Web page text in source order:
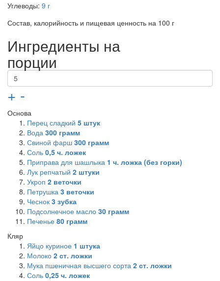
Углеводы: 9 г
Состав, калорийность и пищевая ценность на 100 г
Ингредиенты на
порции
+ -
Основа
Перец сладкий 5 штук
Вода 300 грамм
Свиной фарш 300 грамм
Соль 0,5 ч. ложек
Приправа для шашлыка 1 ч. ложка (без горки)
Лук репчатый 2 штуки
Укроп 2 веточки
Петрушка 3 веточки
Чеснок 3 зубка
Подсолнечное масло 30 грамм
Печенье 80 грамм
Кляр
Яйцо куриное 1 штука
Молоко 2 ст. ложки
Мука пшеничная высшего сорта 2 ст. ложки
Соль 0,25 ч. ложек